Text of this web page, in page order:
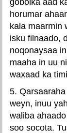
horumar
kala maarmin
isku filnaado,
noqonaysaa
maaha in uu
waxaad ka
5.
weyn, inuu
waliba
soo socota.